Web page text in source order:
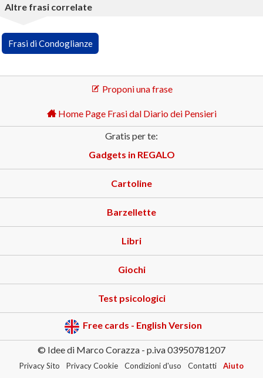
Altre frasi correlate
Frasi di Condoglianze
Proponi una frase
Home Page Frasi dal Diario dei Pensieri
Gratis per te:
Gadgets in REGALO
Cartoline
Barzellette
Libri
Giochi
Test psicologici
Free cards - English Version
© Idee di Marco Corazza - p.iva 03950781207
Privacy Sito Privacy Cookie Condizioni d'uso Contatti Aiuto